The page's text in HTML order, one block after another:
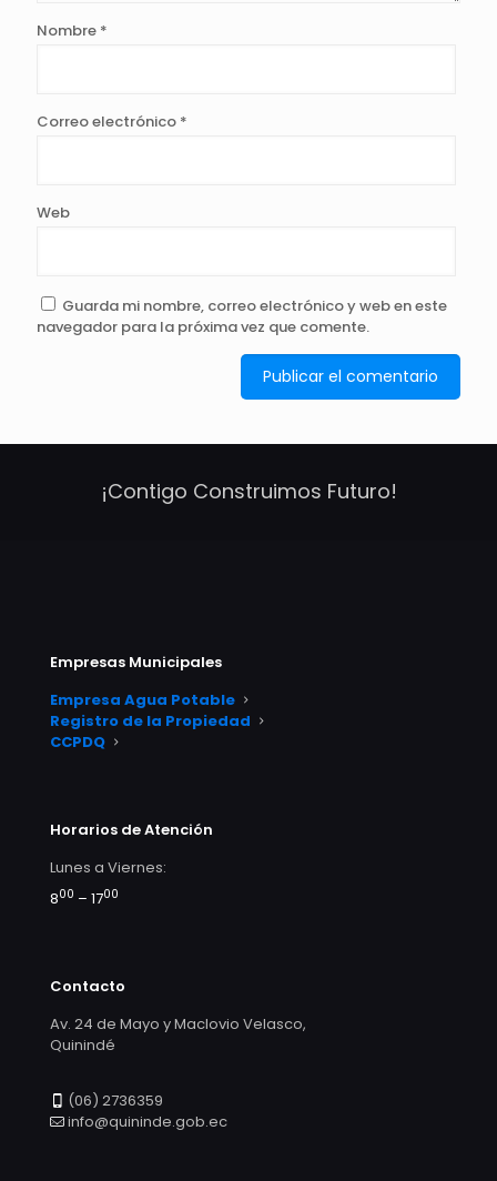
Nombre *
Correo electrónico *
Web
Guarda mi nombre, correo electrónico y web en este
navegador para la próxima vez que comente.
¡Contigo Construimos Futuro!
Empresas Municipales
Empresa Agua Potable
Registro de la Propiedad
CCPDQ
Horarios de Atención
Lunes a Viernes:
800 – 1700
Contacto
Av. 24 de Mayo y Maclovio Velasco,
Quinindé
(06) 2736359
info@quininde.gob.ec